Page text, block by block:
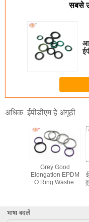
सबसे
अधिक ईपीडीएम हे अंगूठी
Grey Good
Elongation EPDM
O Ring Washer
भाषा बदलें